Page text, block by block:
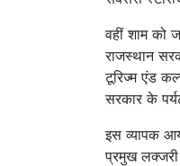
वहीं शाम को
राजस्थान
टूरिज्म एंड
सरकार के
इस व्यापक
प्रमुख